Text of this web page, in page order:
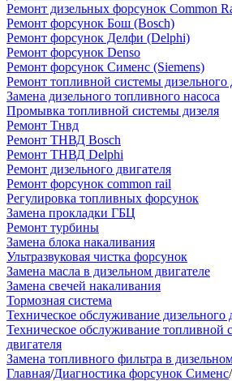
Ремонт дизельных форсунок Common
Ремонт форсунок Бош (Bosch)
Ремонт форсунок Делфи (Delphi)
Ремонт форсунок Denso
Ремонт форсунок Сименс (Siemens)
Ремонт топливной системы дизельного
Замена дизельного топливного насоса
Промывка топливной системы дизеля
Ремонт Тнвд
Ремонт ТНВД Bosch
Ремонт ТНВД Delphi
Ремонт дизельного двигателя
Ремонт форсунок common rail
Регулировка топливных форсунок
Замена прокладки ГБЦ
Ремонт турбины
Замена блока накаливания
Ультразвуковая чистка форсунок
Замена масла в дизельном двигателе
Замена свечей накаливания
Тормозная система
Техническое обслуживание дизельного
Техническое обслуживание топливной
двигателя
Замена топливного фильтра в
Главная/Диагностика форсунок Сименс/